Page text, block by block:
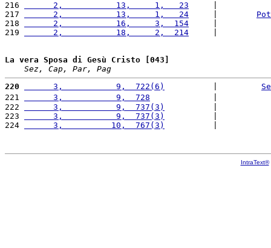
216
      2,           13,     1,   23
217
      2,           13,     1,   24
218
      2,           16,     3,  154
219
      2,           18,     2,  214
La vera Sposa di Gesù Cristo [043]
Sez, Cap, Par, Pag
220
      3,           9,  722(6)
221
      3,           9,  728
222
      3,           9,  737(3)
223
      3,           9,  737(3)
224
      3,          10,  767(3)
IntraText®